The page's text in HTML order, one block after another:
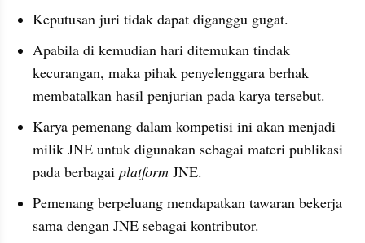
Keputusan juri tidak dapat diganggu gugat.
Apabila di kemudian hari ditemukan tindak
kecurangan, maka pihak penyelenggara berhak
membatalkan hasil penjurian pada karya tersebut.
Karya pemenang dalam kompetisi ini akan menjadi
milik JNE untuk digunakan sebagai materi publikasi
pada berbagai platform JNE.
Pemenang berpeluang mendapatkan tawaran bekerja
sama dengan JNE sebagai kontributor.